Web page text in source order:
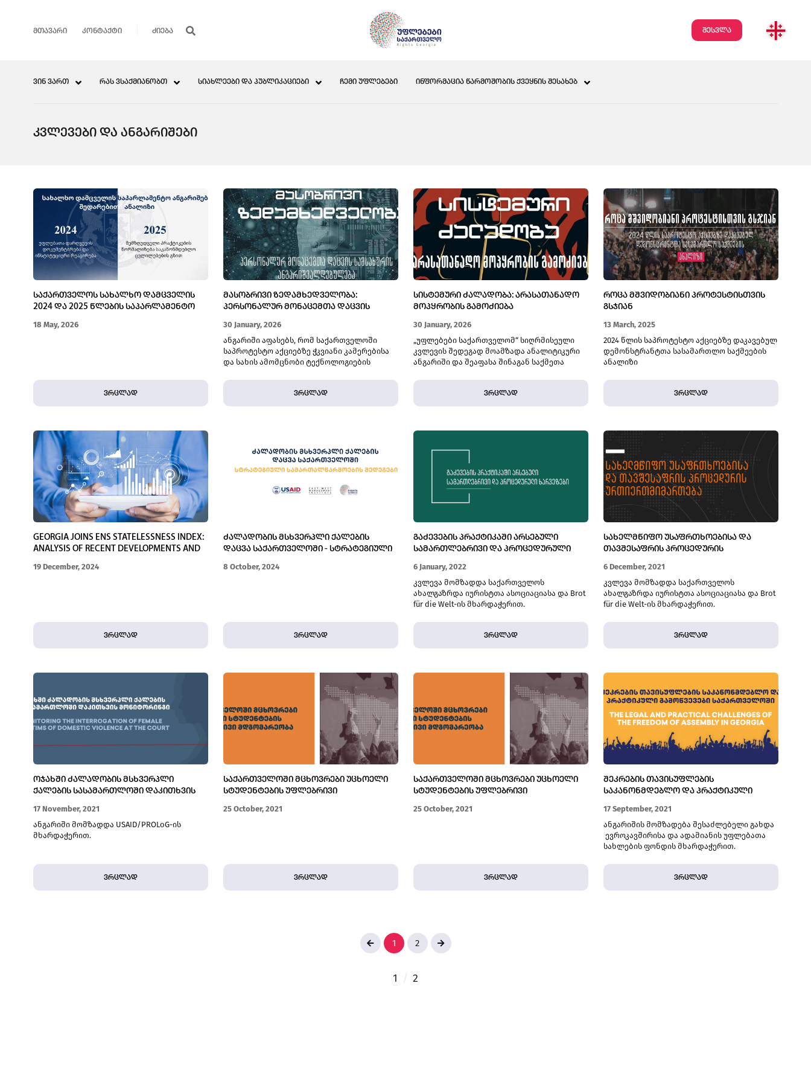
ᲛᲗᲐᲕᲐᲠᲘ ᲙᲝᲜᲢᲐᲥᲢᲘ შესვლა
ᲕᲘᲜ ᲕᲐᲠᲗ ᲠᲐᲡ ᲕᲡᲐᲥᲛᲘᲐᲜᲝᲑᲗ ᲡᲘᲐᲮᲚᲔᲔᲑᲘ ᲓᲐ ᲞᲣᲑᲚᲘᲙᲐᲪᲘᲔᲑᲘ ᲩᲔᲛᲘ ᲣᲤᲚᲔᲑᲔᲑᲘ ᲘᲜᲤᲝᲠᲛᲐᲪᲘᲐ ᲬᲐᲠᲛᲝᲨᲝᲑᲘᲡ ᲥᲕᲔᲧᲜᲘᲡ ᲨᲔᲡᲐᲮᲔᲑ
ᲙᲕᲚᲔᲕᲔᲑᲘ ᲓᲐ ᲐᲜᲒᲐᲠᲘᲨᲔᲑᲘ
ᲡᲐᲥᲐᲠᲗᲕᲔᲚᲝᲡ ᲡᲐᲮᲐᲚᲮᲝ ᲓᲐᲛᲪᲕᲔᲚᲘᲡ
2024 ᲓᲐ 2025 ᲬᲚᲔᲑᲘᲡ ᲡᲐᲞᲐᲠᲚᲐᲛᲔᲜᲢᲝ
18 May, 2026
ვრცლად
ᲛᲐᲡᲝᲑᲠᲘᲕᲘ ᲖᲔᲓᲐᲛᲮᲔᲓᲕᲔᲚᲝᲑᲐ:
ᲞᲔᲠᲡᲝᲜᲐᲚᲣᲠ ᲛᲝᲜᲐᲪᲔᲛᲗᲐ ᲓᲐᲪᲕᲘᲡ
30 January, 2026
ანგარიში აფასებს, რომ საქართველოში
საპროტესტო აქციებზე ჭკვიანი კამერებისა
და სახის ამომცნობი ტექნოლოგიების
ხელშეუხებლობის უფლებასა და
გამოხატვისა და შეკრების თავისუფლებებს.
ვრცლად
ᲡᲘᲡᲢᲔᲛᲣᲠᲘ ᲫᲐᲚᲐᲓᲝᲑᲐ: ᲐᲠᲐᲡᲐᲗᲐᲜᲐᲓᲝ
ᲛᲝᲞᲧᲠᲝᲑᲘᲡ ᲒᲐᲛᲝᲫᲘᲔᲑᲐ
30 January, 2026
„უფლებები საქართველომ“ სიღრმისეული
კვლევის შედეგად მოამზადა ანალიტიკური
ანგარიში და შეაფასა შინაგან საქმეთა
წლის გაზაფხულსა და ნოემბერ–დეკემბერში
აქციების დარბევისას გამოყენებული
სისტემური ძალადობის ფაქტებზე
ვრცლად
ᲠᲝᲪᲐ ᲛᲨᲕᲘᲓᲝᲑᲘᲐᲜᲘ ᲞᲠᲝᲢᲔᲡᲢᲘᲡᲗᲕᲘᲡ
ᲒᲡᲯᲘᲐᲜ
13 March, 2025
2024 წლის საპროტესტო აქციებზე დაკავებულ
დემონსტრანტთა სასამართლო საქმეების
ანალიზი
ვრცლად
GEORGIA JOINS ENS STATELESSNESS INDEX:
ANALYSIS OF RECENT DEVELOPMENTS AND
19 December, 2024
ვრცლად
ᲫᲐᲚᲐᲓᲝᲑᲘᲡ ᲛᲡᲮᲕᲔᲠᲞᲚᲘ ᲥᲐᲚᲔᲑᲘᲡ
ᲓᲐᲪᲕᲐ ᲡᲐᲥᲐᲠᲗᲕᲔᲚᲝᲨᲘ - ᲡᲢᲠᲐᲢᲔᲒᲘᲣᲚᲘ
8 October, 2024
ვრცლად
ᲒᲐᲫᲔᲕᲔᲑᲘᲡ ᲞᲠᲐᲥᲢᲘᲙᲐᲨᲘ ᲐᲠᲡᲔᲑᲣᲚᲘ
ᲡᲐᲛᲐᲠᲗᲚᲔᲑᲠᲘᲕᲘ ᲓᲐ ᲞᲠᲝᲪᲔᲓᲣᲠᲣᲚᲘ
6 January, 2022
კვლევა მომზადდა საქართველოს
ახალგაზრდა იურისტთა ასოციაციასა და Brot
für die Welt-ის მხარდაჭერით.
ვრცლად
ᲡᲐᲮᲔᲚᲛᲬᲘᲤᲝ ᲣᲡᲐᲤᲠᲗᲮᲝᲔᲑᲘᲡᲐ ᲓᲐ
ᲗᲐᲕᲨᲔᲡᲐᲤᲠᲘᲡ ᲞᲠᲝᲪᲔᲓᲣᲠᲘᲡ
6 December, 2021
კვლევა მომზადდა საქართველოს
ახალგაზრდა იურისტთა ასოციაციასა და Brot
für die Welt-ის მხარდაჭერით.
ვრცლად
ᲝᲯᲐᲮᲨᲘ ᲫᲐᲚᲐᲓᲝᲑᲘᲡ ᲛᲡᲮᲕᲔᲠᲞᲚᲘ
ᲥᲐᲚᲔᲑᲘᲡ ᲡᲐᲡᲐᲛᲐᲠᲗᲚᲝᲨᲘ ᲓᲐᲙᲘᲗᲮᲕᲘᲡ
17 November, 2021
ანგარიში მომზადდა USAID/PROLoG-ის
მხარდაჭერით.
ვრცლად
ᲡᲐᲥᲐᲠᲗᲕᲔᲚᲝᲨᲘ ᲛᲪᲮᲝᲕᲠᲔᲑᲘ ᲣᲪᲮᲝᲔᲚᲘ
ᲡᲢᲣᲓᲔᲜᲢᲔᲑᲘᲡ ᲣᲤᲚᲔᲑᲠᲘᲕᲘ
25 October, 2021
ვრცლად
ᲡᲐᲥᲐᲠᲗᲕᲔᲚᲝᲨᲘ ᲛᲪᲮᲝᲕᲠᲔᲑᲘ ᲣᲪᲮᲝᲔᲚᲘ
ᲡᲢᲣᲓᲔᲜᲢᲔᲑᲘᲡ ᲣᲤᲚᲔᲑᲠᲘᲕᲘ
25 October, 2021
ვრცლად
ᲨᲔᲙᲠᲔᲑᲘᲡ ᲗᲐᲕᲘᲡᲣᲤᲚᲔᲑᲘᲡ
ᲡᲐᲙᲐᲜᲝᲜᲛᲓᲔᲑᲚᲝ ᲓᲐ ᲞᲠᲐᲥᲢᲘᲙᲣᲚᲘ
17 September, 2021
ანგარიშის მომზადება შესაძლებელი გახდა
ევროკავშირისა და ადამიანის უფლებათა
სახლების ფონდის მხარდაჭერით.
ვრცლად
1 2
1 / 2